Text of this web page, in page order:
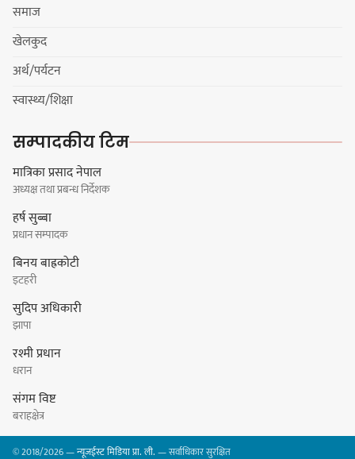
नयाँ सेउती पूल नजिक दुर्घटनाको
समाज
खेलकुद
अर्थ/पर्यटन
स्वास्थ्य/शिक्षा
सम्पादकीय टिम
मात्रिका प्रसाद नेपाल
अध्यक्ष तथा प्रबन्ध निर्देशक
हर्ष सुब्बा
प्रधान सम्पादक
बिनय बाह्रकोटी
इटहरी
सुदिप अधिकारी
झापा
रश्मी प्रधान
धरान
संगम विष्ट
बराहक्षेत्र
© 2018/2026 —न्यूजईस्ट मिडिया प्रा. ली. — सर्वाधिकार सुरक्षित